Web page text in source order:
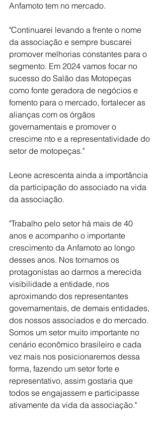
Anfamoto tem no mercado.
"Continuarei levando a frente o nome
da associação e sempre buscarei
promover melhorias constantes para o
segmento. Em 2024 vamos focar no
sucesso do Salão das Motopeças
como fonte geradora de negócios e
fomento para o mercado, fortalecer as
alianças com os órgãos
governamentais e promover o
crescime nto e a representatividade do
setor de motopeças."
Leone acrescenta ainda a importância
da participação do associado na vida
da associação.
"Trabalho pelo setor há mais de 40
anos e acompanho o importante
crescimento da Anfamoto ao longo
desses anos. Nos tornamos os
protagonistas ao darmos a merecida
visibilidade a entidade, nos
aproximando dos representantes
governamentais, de demais entidades,
dos nossos associados e do mercado.
Somos um setor muito importante no
cenário econômico brasileiro e cada
vez mais nos posicionaremos dessa
forma, fazendo um setor forte e
representativo, assim gostaria que
todos se engajassem e participasse
ativamente da vida da associação."